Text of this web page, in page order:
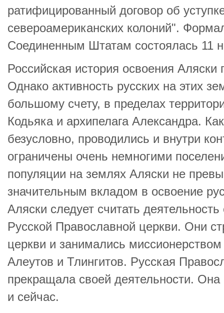
ратифицированный договор об
североамериканских колоний".
Соединенным Штатам состоялась 11
Российская история освоения Аляски
Однако активность русских на этих
большому счету, в пределах
Кодьяка и архипелага Александра.
безусловно, проводились и внутри
ограничены очень немногими
популяции на землях Аляски не
значительным вкладом в освоение
Аляски следует считать
Русской Православной церкви. Они
церкви и занимались
Алеутов и Тлингитов. Русская
прекращала своей деятельности.
и сейчас.